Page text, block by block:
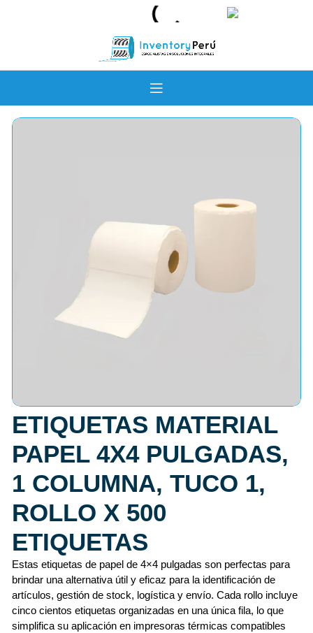
ETIQUETAS MATERIAL
PAPEL 4X4 PULGADAS,
1 COLUMNA, TUCO 1,
ROLLO X 500
ETIQUETAS
Estas etiquetas de papel de 4×4 pulgadas son perfectas para
brindar una alternativa útil y eficaz para la identificación de
artículos, gestión de stock, logística y envío. Cada rollo incluye
cinco cientos etiquetas organizadas en una única fila, lo que
simplifica su aplicación en impresoras térmicas compatibles